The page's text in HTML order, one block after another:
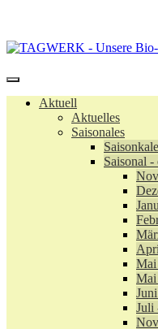
Aktuell
Aktuelles
Saisonales
Saisonal -
Mai
Juli